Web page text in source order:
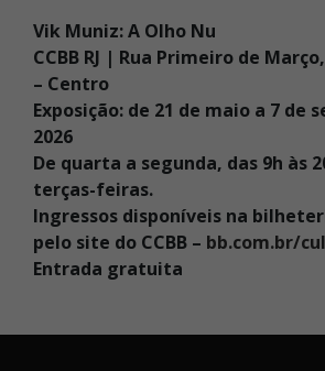
Vik Muniz: A Olho Nu
CCBB RJ | Rua Primeiro de
– Centro
Exposição: de 21 de maio a 7 de
2026
De quarta a segunda, das 9h às
terças-feiras.
Ingressos disponíveis na
pelo site do CCBB – bb.com.br/
Entrada gratuita